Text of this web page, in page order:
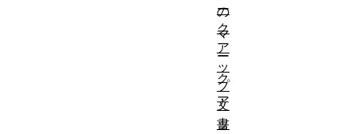
の
マ
ー
ク
ア
ッ
ー
ク
ア
ッ
プ
文
書